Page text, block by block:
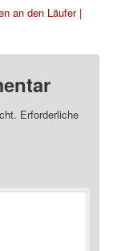
an den Läufer |
Erforderliche